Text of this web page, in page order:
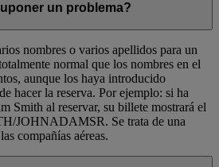
un problema?
nombres o varios apellidos para un
normal que los nombres en el
aunque los haya introducido
hacer la reserva. Por ejemplo: si ha
Smith al reservar, su billete mostrará el
JOHNADAMSR. Se trata de una
compañías aéreas.